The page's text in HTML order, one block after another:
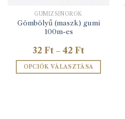
GUMIZSINÓROK
Gömbölyű (maszk) gumi
100m-es
32 Ft – 42 FtÁrtartomány:
32 Ft
-
42 Ft
OPCIÓK VÁLASZTÁSA